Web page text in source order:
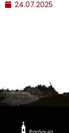
24.07.2025